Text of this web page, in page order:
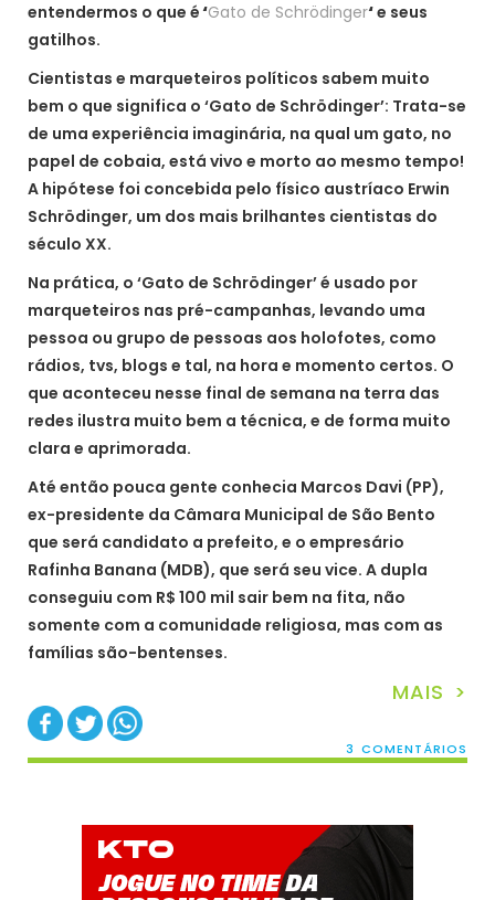
entendermos o que é ‘Gato de Schrödinger‘e seus
gatilhos.
Cientistas e marqueteiros políticos sabem muito
bem o que significa o ‘Gato de Schrödinger’: Trata-se
de uma experiência imaginária, na qual um gato, no
papel de cobaia, está vivo e morto ao mesmo tempo!
A hipótese foi concebida pelo físico austríaco Erwin
Schrödinger, um dos mais brilhantes cientistas do
século XX.
Na prática, o ‘Gato de Schrödinger’ é usado por
marqueteiros nas pré-campanhas, levando uma
pessoa ou grupo de pessoas aos holofotes, como
rádios, tvs, blogs e tal, na hora e momento certos. O
que aconteceu nesse final de semana na terra das
redes ilustra muito bem a técnica, e de forma muito
clara e aprimorada.
Até então pouca gente conhecia Marcos Davi (PP),
ex-presidente da Câmara Municipal de São Bento
que será candidato a prefeito, e o empresário
Rafinha Banana (MDB), que será seu vice. A dupla
conseguiu com R$ 100 mil sair bem na fita, não
somente com a comunidade religiosa, mas com as
famílias são-bentenses.
MAIS >
3 COMENTÁRIOS